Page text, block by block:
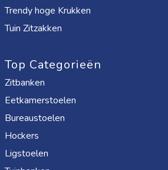
Trendy hoge Krukken
Tuin Zitzakken
Top Categorieën
Zitbanken
Eetkamerstoelen
Bureaustoelen
Hockers
Ligstoelen